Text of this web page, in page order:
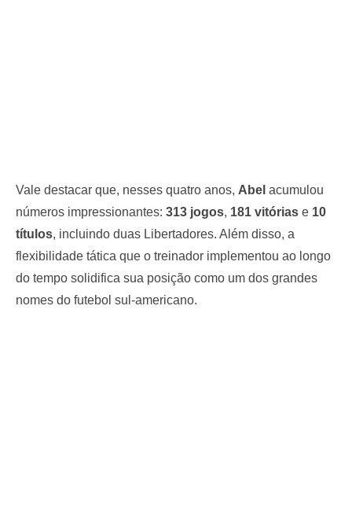
Vale destacar que, nesses quatro anos, Abel acumulou
números impressionantes: 313 jogos, 181 vitórias e 10
títulos, incluindo duas Libertadores. Além disso, a
flexibilidade tática que o treinador implementou ao longo
do tempo solidifica sua posição como um dos grandes
nomes do futebol sul-americano.